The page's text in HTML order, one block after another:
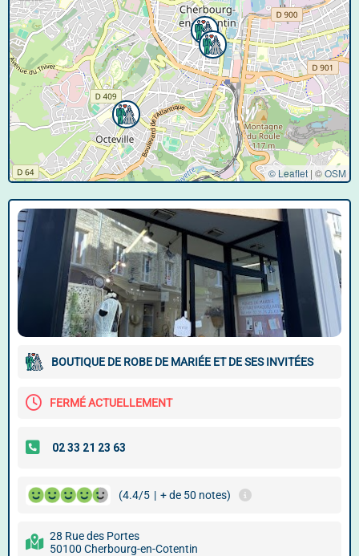
© Leaflet | ©OSM
BOUTIQUE DE ROBE DE MARIÉE ET DE SES INVITÉES
FERMÉ ACTUELLEMENT
(4.4/5 | + de 50 notes)
28 Rue des Portes
50100 Cherbourg-en-Cotentin